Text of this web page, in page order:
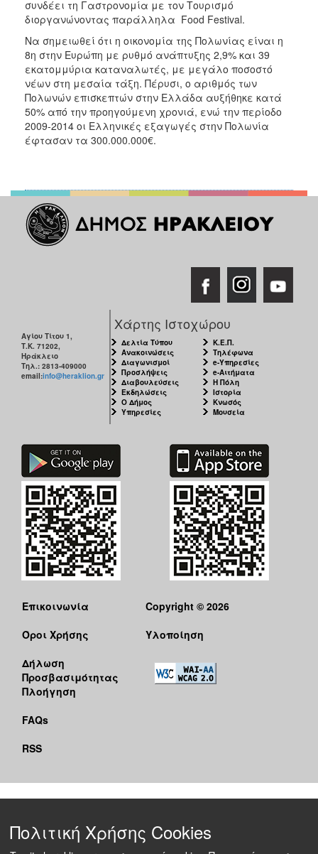
συνδέει τη Γαστρονομία με τον Τουρισμό
διοργανώνοντας παράλληλα Food Festival.
Να σημειωθεί ότι η οικονομία της Πολωνίας είναι η
8η στην Ευρώπη με ρυθμό ανάπτυξης 2,9% και 39
εκατομμύρια καταναλωτές, με μεγάλο ποσοστό
νέων στη μεσαία τάξη. Πέρυσι, ο αριθμός των
Πολωνών επισκεπτών στην Ελλάδα αυξήθηκε κατά
50% από την προηγούμενη χρονιά, ενώ την περίοδο
2009-2014 οι Ελληνικές εξαγωγές στην Πολωνία
έφτασαν τα 300.000.000€.
Αγίου Τίτου 1,
Τ.Κ. 71202,
Ηράκλειο
Τηλ.: 2813-409000
email:info@heraklion.gr
Χάρτης Ιστοχώρου
Δελτία Τύπου
Ανακοινώσεις
Διαγωνισμοί
Προσλήψεις
Διαβουλεύσεις
Εκδηλώσεις
Ο Δήμος
Υπηρεσίες
Κ.Ε.Π.
Τηλέφωνα
e-Υπηρεσίες
e-Αιτήματα
Η Πόλη
Ιστορία
Κνωσός
Μουσεία
Επικοινωνία
Όροι Χρήσης
Δήλωση
Προσβασιμότητας
Πλοήγηση
FAQs
RSS
Copyright © 2026
Υλοποίηση
Πολιτική Χρήσης Cookies